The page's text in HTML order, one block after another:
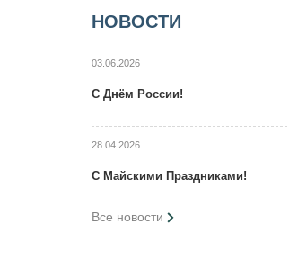
НОВОСТИ
03.06.2026
C Днём России!
28.04.2026
C Maйcкими Праздниками!
Все новости